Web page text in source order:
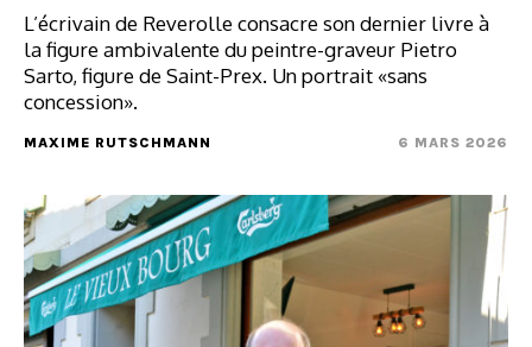
L’écrivain de Reverolle consacre son dernier livre à
la figure ambivalente du peintre-graveur Pietro
Sarto, figure de Saint-Prex. Un portrait «sans
concession».
MAXIME RUTSCHMANN 6 MARS 2026